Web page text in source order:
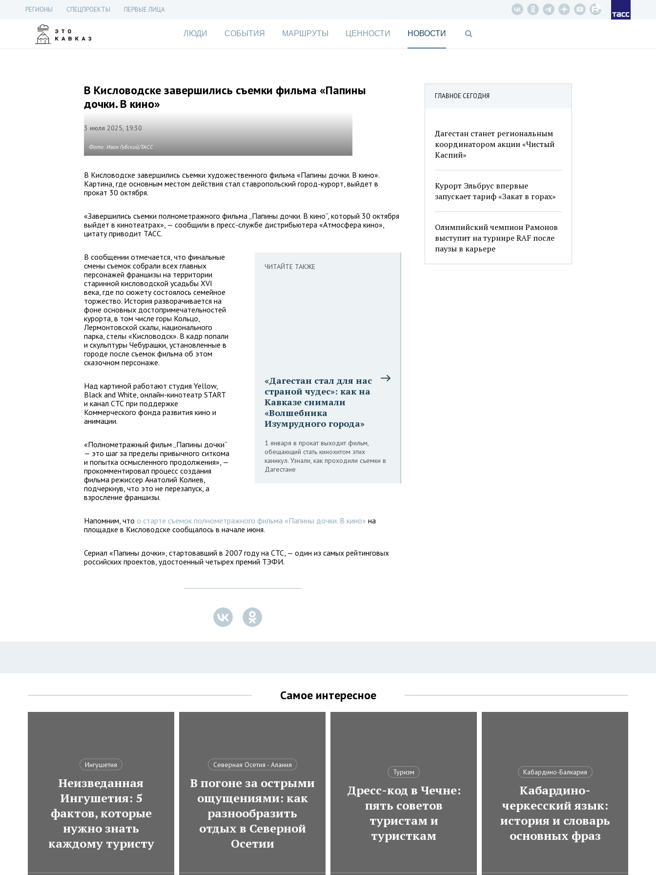
РЕГИОНЫ СПЕЦПРОЕКТЫ ПЕРВЫЕ ЛИЦА
ЛЮДИ СОБЫТИЯ МАРШРУТЫ ЦЕННОСТИ НОВОСТИ
ГЛАВНОЕ СЕГОДНЯ
Дагестан станет региональным
координатором акции «Чистый
Каспий»
Курорт Эльбрус впервые
запускает тариф «Закат в горах»
Олимпийский чемпион Рамонов
выступит на турнире RAF после
паузы в карьере
В Кисловодске завершились съемки фильма «Папины
дочки. В кино»
3 июля 2025, 19:30
Фото: Иван Губский/ТАСС
В Кисловодске завершились съемки художественного фильма «Папины дочки. В кино».
Картина, где основным местом действия стал ставропольский город-курорт, выйдет в
прокат 30 октября.
«Завершились съемки полнометражного фильма „Папины дочки. В кино“, который 30 октября
выйдет в кинотеатрах», — сообщили в пресс-службе дистрибьютера «Атмосфера кино»,
цитату приводит ТАСС.
ЧИТАЙТЕ ТАКЖЕ
«Дагестан стал для нас
страной чудес»: как на
Кавказе снимали
«Волшебника
Изумрудного города»
1 января в прокат выходит фильм,
обещающий стать кинохитом этих
каникул. Узнали, как проходили съемки в
Дагестане
В сообщении отмечается, что финальные
смены съемок собрали всех главных
персонажей франшизы на территории
старинной кисловодской усадьбы XVI
века, где по сюжету состоялось семейное
торжество. История разворачивается на
фоне основных достопримечательностей
курорта, в том числе горы Кольцо,
Лермонтовской скалы, национального
парка, стелы «Кисловодск». В кадр попали
и скульптуры Чебурашки, установленные в
городе после съемок фильма об этом
сказочном персонаже.
Над картиной работают студия Yellow,
Black and White, онлайн-кинотеатр START
и канал СТС при поддержке
Коммерческого фонда развития кино и
анимации.
«Полнометражный фильм „Папины дочки“
— это шаг за пределы привычного ситкома
и попытка осмысленного продолжения», —
прокомментировал процесс создания
фильма режиссер Анатолий Колиев,
подчеркнув, что это не перезапуск, а
взросление франшизы.
Напомним, что о старте съемок полнометражного фильма «Папины дочки. В кино» на
площадке в Кисловодске сообщалось в начале июня.
Сериал «Папины дочки», стартовавший в 2007 году на СТС, — один из самых рейтинговых
российских проектов, удостоенный четырех премий ТЭФИ.
Самое интересное
Ингушетия
Неизведанная
Ингушетия: 5
фактов, которые
нужно знать
каждому туристу
Северная Осетия - Алания
В погоне за острыми
ощущениями: как
разнообразить
отдых в Северной
Осетии
Туризм
Дресс-код в Чечне:
пять советов
туристам и
туристкам
Кабардино-Балкария
Кабардино-
черкесский язык:
история и словарь
основных фраз